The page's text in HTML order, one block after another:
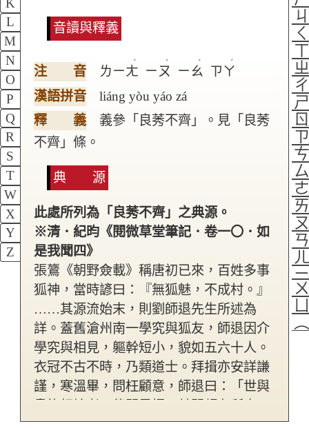
L
M
N
O
P
Q
R
S
T
W
X
Y
Z
音讀與釋義
注 音 ㄌㄧㄤ
ˊ
ㄧㄡ
ˋ
ㄧㄠ
ˊ
ㄗㄚ
ˊ
漢語拼音
liáng yòu yáo zá
釋 義
義參「良莠不齊」。見「良莠
不齊」條。
典 源
此處所列為「良莠不齊」之典源。
※清．紀昀《閱微草堂筆記．卷一〇．如
是我聞四》
張鷟《朝野僉載》稱唐初已來，百姓多事
狐神，當時諺曰：『無狐魅，不成村。』
……其源流始末，則劉師退先生所述為
詳。蓋舊滄州南一學究與狐友，師退因介
學究與相見，軀幹短小，貌如五六十人。
衣冠不古不時，乃類道士。拜揖亦安詳謙
謹，寒溫畢，問枉顧意，師退曰：「世與
明。聞君豁達，不自諱，故請袪所惑。狐